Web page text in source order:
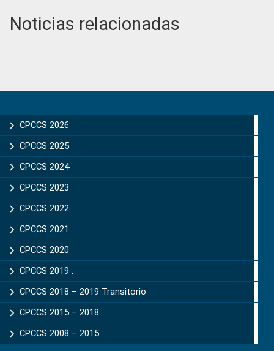
Noticias relacionadas
Sidebar
CPCCS 2026
CPCCS 2025
CPCCS 2024
CPCCS 2023
CPCCS 2022
CPCCS 2021
CPCCS 2020
CPCCS 2019 .
CPCCS 2018 – 2019 Transitorio
CPCCS 2015 – 2018
CPCCS 2008 – 2015